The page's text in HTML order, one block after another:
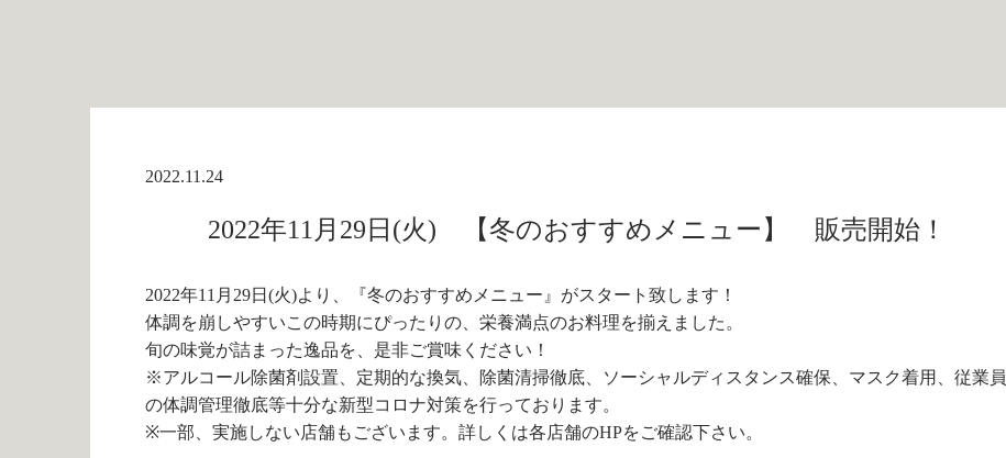
2022.11.24
2022年11月29日(火) 【冬のおすすめメニュー】 販売開始！
2022年11月29日(火)より、『冬のおすすめメニュー』がスタート致します！
体調を崩しやすいこの時期にぴったりの、栄養満点のお料理を揃えました。
旬の味覚が詰まった逸品を、是非ご賞味ください！
※アルコール除菌剤設置、定期的な換気、除菌清掃徹底、ソーシャルディスタンス確保、マスク着用、従業員
の体調管理徹底等十分な新型コロナ対策を行っております。
※一部、実施しない店舗もございます。詳しくは各店舗のHPをご確認下さい。